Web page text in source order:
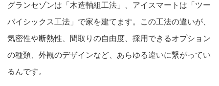
グランセゾンは「木造軸組工法」、アイスマートは「ツー
バイシックス工法」で家を建てます。この工法の違いが、
気密性や断熱性、間取りの自由度、採用できるオプション
の種類、外観のデザインなど、あらゆる違いに繋がってい
るんです。